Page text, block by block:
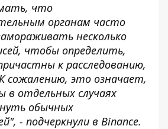
что
органам часто
несколько
чтобы определить,
к расследованию,
сожалению, это означает,
в отдельных случаях
обычных
- подчеркнули в Binance.